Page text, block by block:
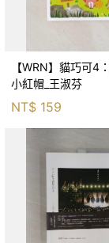
【WRN】貓巧可4
小紅帽_王淑芬
NT$ 159